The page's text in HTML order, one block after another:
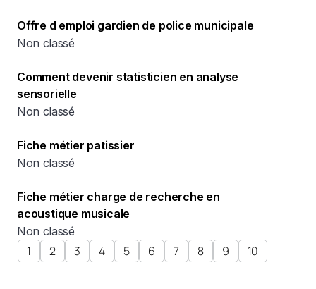
Offre d emploi gardien de police municipale
Non classé
Comment devenir statisticien en analyse
sensorielle
Non classé
Fiche métier patissier
Non classé
Fiche métier charge de recherche en
acoustique musicale
Non classé
1 2 3 4 5 6 7 8 9 10